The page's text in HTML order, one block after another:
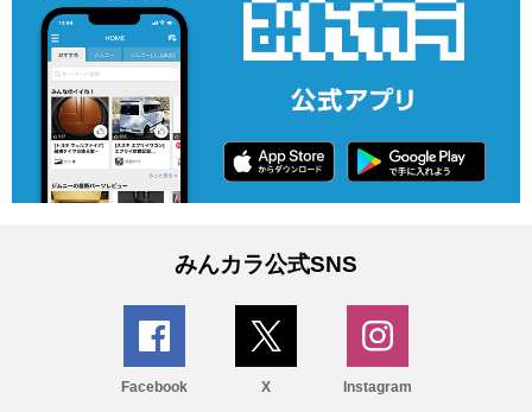
みんカラ公式SNS
Facebook X Instagram